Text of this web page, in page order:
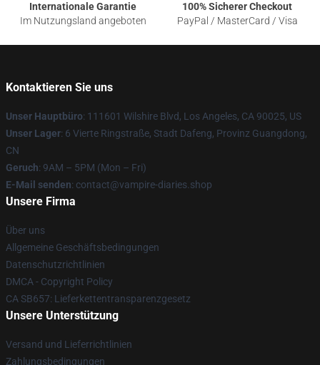
Internationale Garantie
Im Nutzungsland angeboten
100% Sicherer Checkout
PayPal / MasterCard / Visa
Kontaktieren Sie uns
Unser Hauptbüro: 111601 Wilshire Blvd, Los Angeles, CA 90025, US
Unser Lager: 6 Vierte Ringstraße, Stadt Dafeng, Provinz Guangdong,
CN
Geruch: 9AM – 5PM (Mon – Fri)
E-Mail senden: contact@vampire-diaries.shop
Unsere Firma
Über uns
Allgemeine Geschäftsbedingungen
Datenschutzrichtlinien
DMCA - Copyright Policy
CA SB657: Lieferkettentransparenzgesetz
Unsere Unterstützung
Versand und Lieferrichtlinien
Zahlungsbedingungen